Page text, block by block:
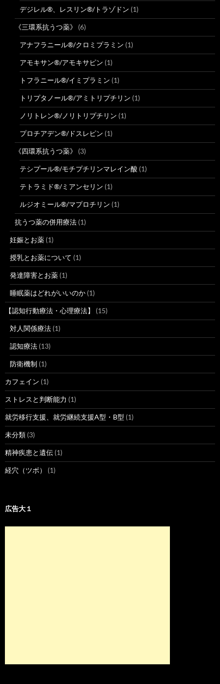
デジレル®、レスリン®/トラゾドン (1)
《三環系抗うつ薬》 (6)
アナフラニール®/クロミプラミン (1)
アモキサン®/アモキサピン (1)
トフラニール®/イミプラミン (1)
トリプタノール®/アミトリプチリン (1)
ノリトレン®/ノリトリプチリン (1)
プロチアデン®/ドスレピン (1)
《四環系抗うつ薬》 (3)
テシプール®/モチプチリンマレイン酸 (1)
テトラミド®/ミアンセリン (1)
ルジオミール®/マプロチリン (1)
抗うつ薬の併用療法 (1)
妊娠とお薬 (1)
授乳とお薬について (1)
発達障害とお薬 (1)
睡眠薬はどれがいいのか (1)
【認知行動療法・心理療法】 (15)
対人関係療法 (1)
認知療法 (13)
防衛機制 (1)
カフェイン (1)
ストレスと判断能力 (1)
就労移行支援、就労継続支援A型・B型 (1)
未分類 (3)
精神疾患と遺伝 (1)
経穴（ツボ） (1)
広告大１